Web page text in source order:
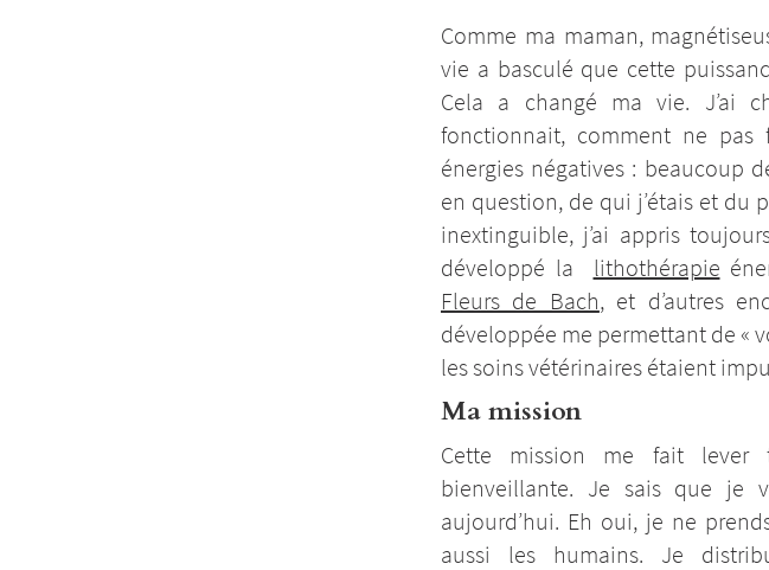
Comme ma maman,
vie a basculé que cette
Cela a changé ma vie. J’ai
fonctionnait, comment ne
énergies négatives : beaucoup
en question, de qui j’étais et du
inextinguible, j’ai appris
développé la lithothérapie
Fleurs de Bach, et d’autres
développée me permettant de «
les soins vétérinaires étaient
Ma mission
Cette mission me fait lever
bienveillante. Je sais que je
aujourd’hui. Eh oui, je ne
aussi les humains. Je